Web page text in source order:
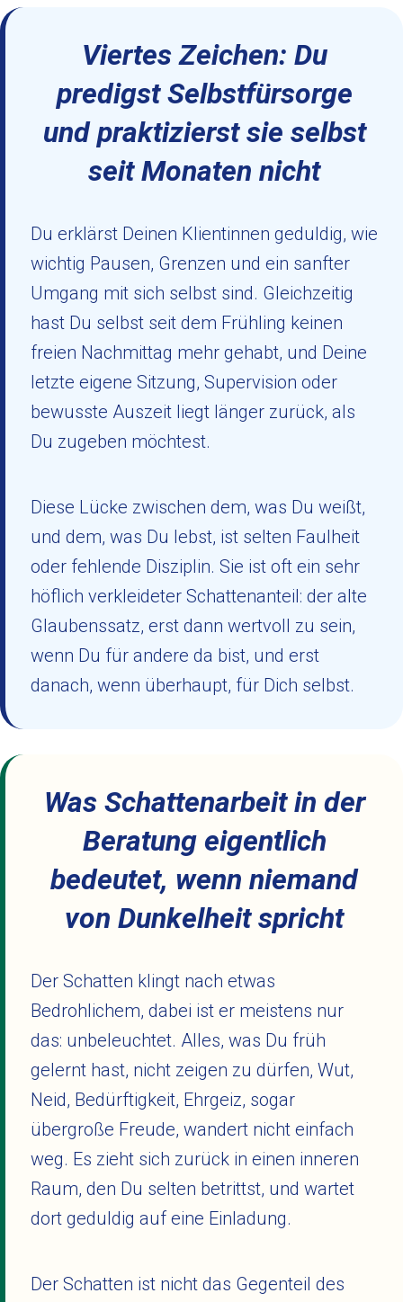
Viertes Zeichen: Du
predigst Selbstfürsorge
und praktizierst sie selbst
seit Monaten nicht
Du erklärst Deinen Klientinnen geduldig, wie
wichtig Pausen, Grenzen und ein sanfter
Umgang mit sich selbst sind. Gleichzeitig
hast Du selbst seit dem Frühling keinen
freien Nachmittag mehr gehabt, und Deine
letzte eigene Sitzung, Supervision oder
bewusste Auszeit liegt länger zurück, als
Du zugeben möchtest.
Diese Lücke zwischen dem, was Du weißt,
und dem, was Du lebst, ist selten Faulheit
oder fehlende Disziplin. Sie ist oft ein sehr
höflich verkleideter Schattenanteil: der alte
Glaubenssatz, erst dann wertvoll zu sein,
wenn Du für andere da bist, und erst
danach, wenn überhaupt, für Dich selbst.
Was Schattenarbeit in der
Beratung eigentlich
bedeutet, wenn niemand
von Dunkelheit spricht
Der Schatten klingt nach etwas
Bedrohlichem, dabei ist er meistens nur
das: unbeleuchtet. Alles, was Du früh
gelernt hast, nicht zeigen zu dürfen, Wut,
Neid, Bedürftigkeit, Ehrgeiz, sogar
übergroße Freude, wandert nicht einfach
weg. Es zieht sich zurück in einen inneren
Raum, den Du selten betrittst, und wartet
dort geduldig auf eine Einladung.
Der Schatten ist nicht das Gegenteil des